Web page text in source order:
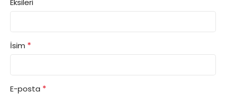
Eksileri
İsim *
E-posta *